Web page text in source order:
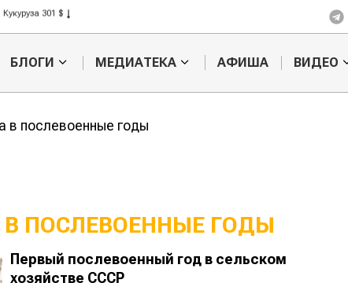
Кукуруза 301 $
Рис 408 $
БЛОГИ МЕДИАТЕКА АФИША ВИДЕО
в послевоенные годы
В ПОСЛЕВОЕННЫЕ ГОДЫ
Первый послевоенный год в сельском
хозяйстве СССРНЭП в Казахстане